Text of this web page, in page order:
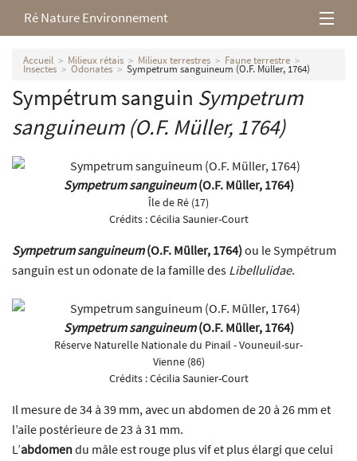
Ré Nature Environnement
L’association
Milieux rétais
Nos parutions
Accueil Milieux rétais Milieux terrestres Faune terrestre
Insectes Odonates Sympetrum sanguineum (O.F. Müller, 1764)
Sympétrum sanguin Sympetrum
sanguineum(O.F. Müller, 1764)
Sympetrum sanguineum(O.F. Müller, 1764)
Île de Ré (17)
Crédits :Cécilia Saunier-Court
Sympetrum sanguineum(O.F. Müller, 1764)ou le Sympétrum
sanguin est un odonate de la famille des Libellulidae.
Sympetrum sanguineum(O.F. Müller, 1764)
Réserve Naturelle Nationale du Pinail - Vouneuil-sur-
Vienne (86)
Crédits :Cécilia Saunier-Court
Il mesure de 34 à 39 mm, avec un abdomen de 20 à 26 mm et
l’aile postérieure de 23 à 31 mm.
L’abdomendu mâle est rouge plus vif et plus élargi que celui